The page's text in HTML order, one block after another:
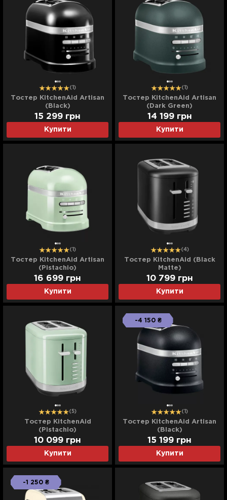
(1)
Тостер KitchenAid Artisan
(Black)
Купити
15 299 грн
(1)
Тостер KitchenAid Artisan
(Dark Green)
Купити
14 199 грн
(1)
Тостер KitchenAid Artisan
(Pistachio)
Купити
16 699 грн
(4)
Тостер KitchenAid (Black
Matte)
Купити
10 799 грн
(5)
Тостер KitchenAid
(Pistachio)
Купити
10 099 грн
-4 150 ₴
(1)
Тостер KitchenAid Artisan
(Black)
Купити
15 199 грн
-1 250 ₴